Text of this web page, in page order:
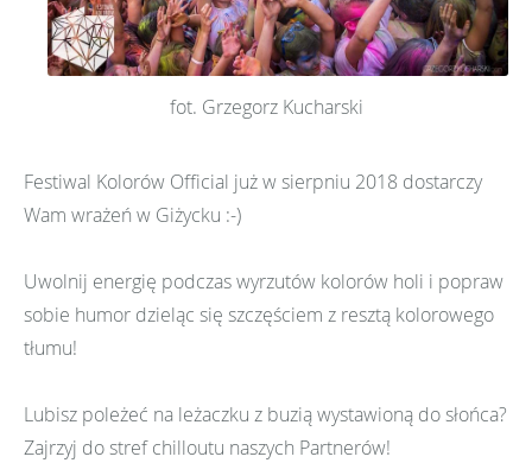
fot. Grzegorz Kucharski
Festiwal Kolorów Official już w sierpniu 2018 dostarczy
Wam wrażeń w Giżycku :-)
Uwolnij energię podczas wyrzutów kolorów holi i popraw
sobie humor dzieląc się szczęściem z resztą kolorowego
tłumu!
Lubisz poleżeć na leżaczku z buzią wystawioną do słońca?
Zajrzyj do stref chilloutu naszych Partnerów!